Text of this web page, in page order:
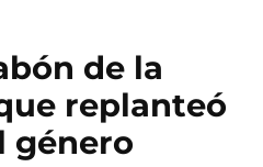
de la
replanteó
género